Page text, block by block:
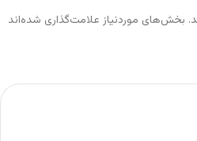
بخش‌های موردنیاز علامت‌گذاری شده‌اند